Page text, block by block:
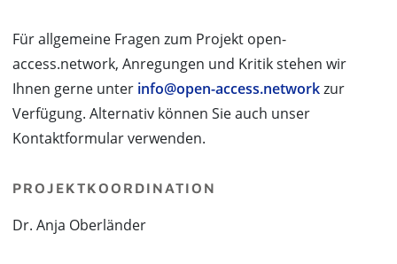
Für allgemeine Fragen zum Projekt open-
access.network, Anregungen und Kritik stehen wir
Ihnen gerne unter info@open-access.networkzur
Verfügung. Alternativ können Sie auch unser
Kontaktformular verwenden.
PROJEKTKOORDINATION
Dr. Anja Oberländer